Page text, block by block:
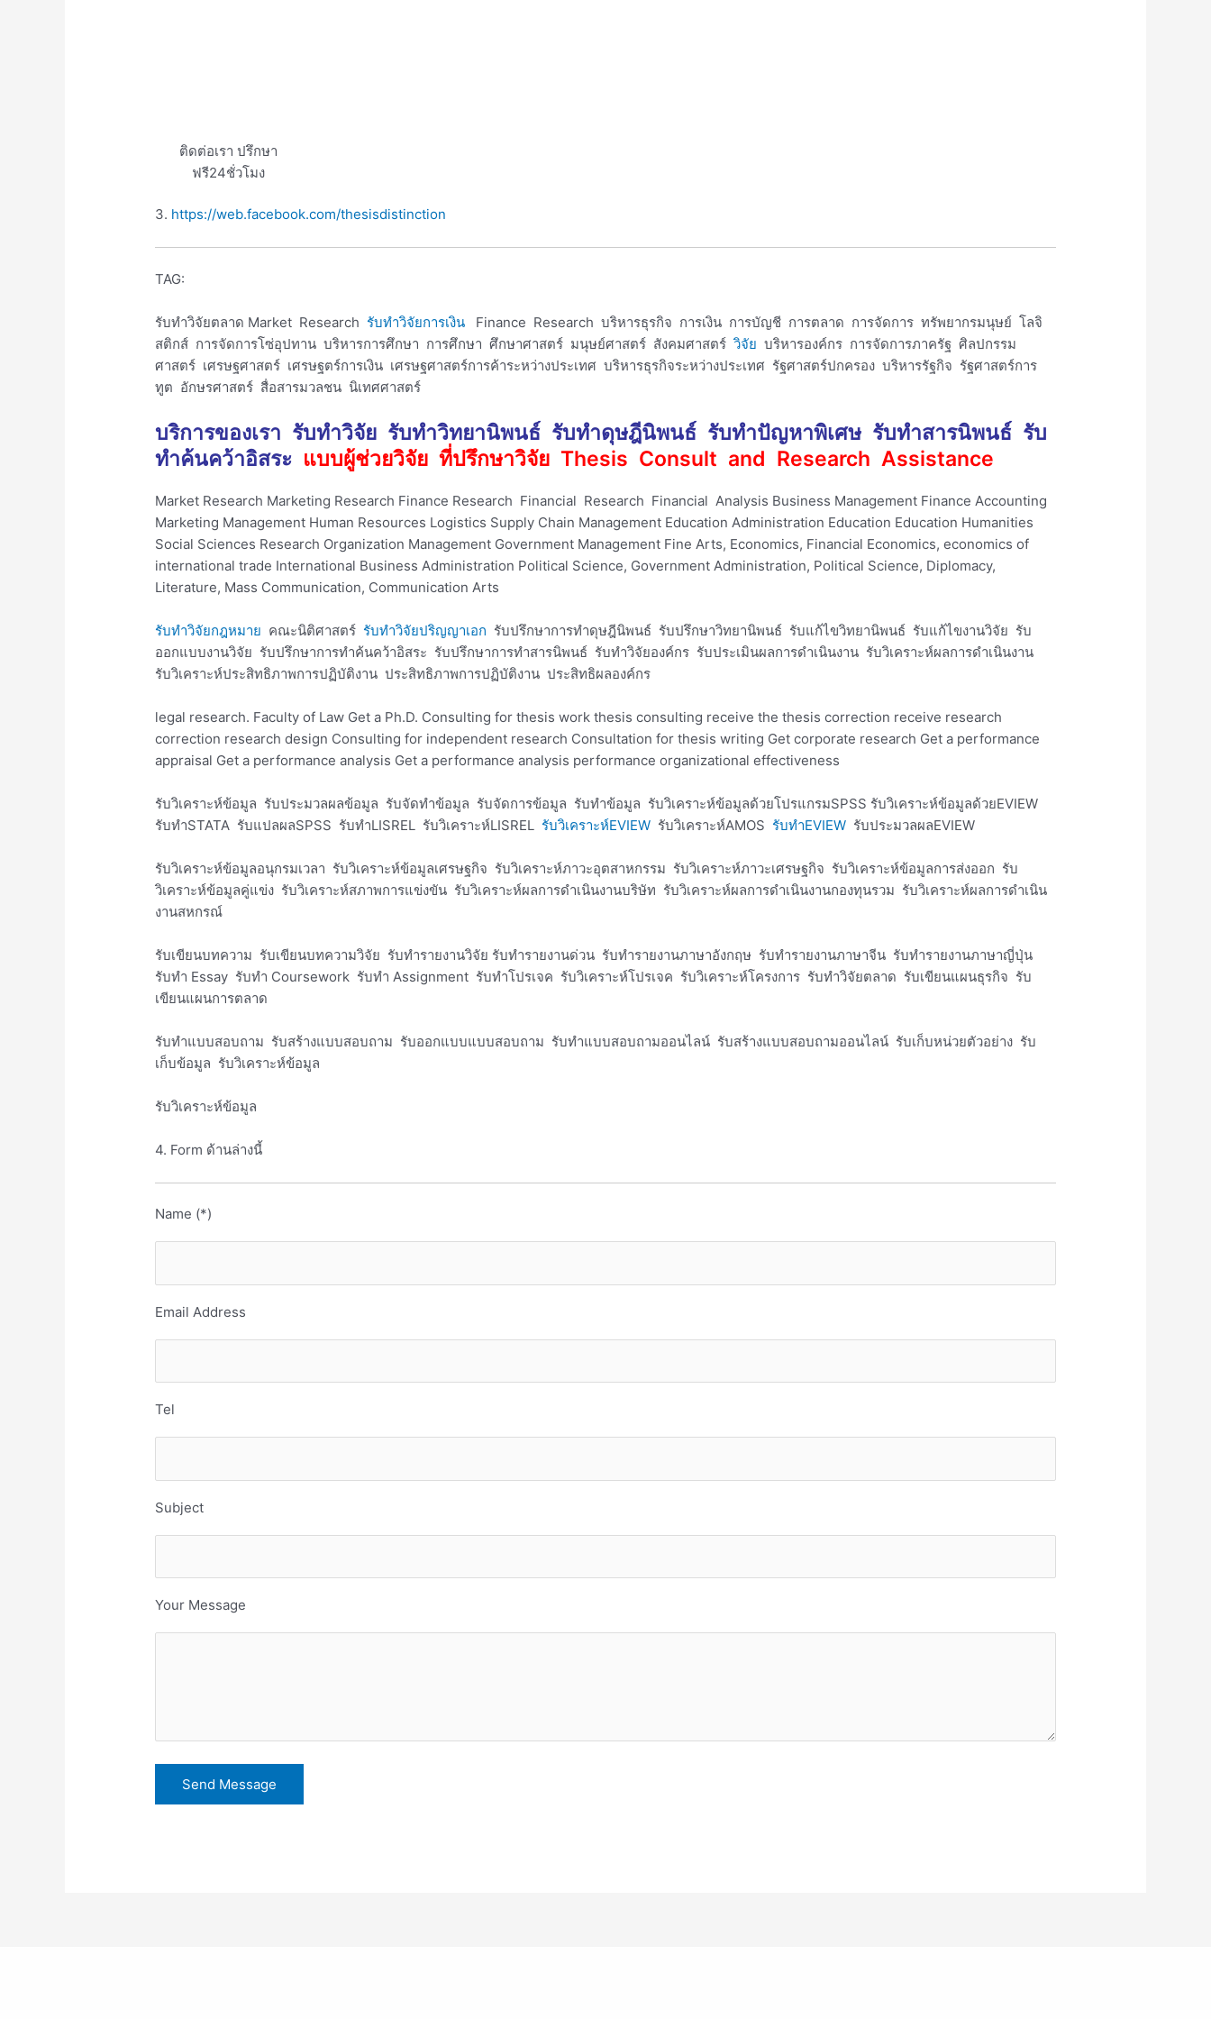
ติดต่อเรา ปรึกษา
ฟรี24ชั่วโมง
3. https://web.facebook.com/thesisdistinction
TAG:
รับทำวิจัยตลาด Market Research รับทำวิจัยการเงิน Finance Research บริหารธุรกิจ การเงิน การบัญชี การตลาด การจัดการ ทรัพยากรมนุษย์ โลจิ
สติกส์ การจัดการโซ่อุปทาน บริหารการศึกษา การศึกษา ศึกษาศาสตร์ มนุษย์ศาสตร์ สังคมศาสตร์วิจัย บริหารองค์กร การจัดการภาครัฐ ศิลปกรรม
ศาสตร์ เศรษฐศาสตร์ เศรษฐตร์การเงิน เศรษฐศาสตร์การค้าระหว่างประเทศ บริหารธุรกิจระหว่างประเทศ รัฐศาสตร์ปกครอง บริหารรัฐกิจ รัฐศาสตร์การ
ทูต อักษรศาสตร์ สื่อสารมวลชน นิเทศศาสตร์
บริการของเรา รับทำวิจัย รับทำวิทยานิพนธ์ รับทำดุษฎีนิพนธ์ รับทำปัญหาพิเศษ รับทำสารนิพนธ์ รับ
ทำค้นคว้าอิสระ แบบผู้ช่วยวิจัย ที่ปรึกษาวิจัย Thesis Consult and Research Assistance
Market Research Marketing Research Finance Research Financial Research Financial Analysis Business Management Finance Accounting
Marketing Management Human Resources Logistics Supply Chain Management Education Administration Education Education Humanities
Social Sciences Research Organization Management Government Management Fine Arts, Economics, Financial Economics, economics of
international trade International Business Administration Political Science, Government Administration, Political Science, Diplomacy,
Literature, Mass Communication, Communication Arts
รับทำวิจัยกฎหมาย คณะนิติศาสตร์ รับทำวิจัยปริญญาเอก รับปรึกษาการทำดุษฎีนิพนธ์ รับปรึกษาวิทยานิพนธ์ รับแก้ไขวิทยานิพนธ์ รับแก้ไขงานวิจัย รับ
ออกแบบงานวิจัย รับปรึกษาการทำค้นคว้าอิสระ รับปรึกษาการทำสารนิพนธ์ รับทำวิจัยองค์กร รับประเมินผลการดำเนินงาน รับวิเคราะห์ผลการดำเนินงาน
รับวิเคราะห์ประสิทธิภาพการปฏิบัติงาน ประสิทธิภาพการปฏิบัติงาน ประสิทธิผลองค์กร
legal research. Faculty of Law Get a Ph.D. Consulting for thesis work thesis consulting receive the thesis correction receive research
correction research design Consulting for independent research Consultation for thesis writing Get corporate research Get a performance
appraisal Get a performance analysis Get a performance analysis performance organizational effectiveness
รับวิเคราะห์ข้อมูล รับประมวลผลข้อมูล รับจัดทำข้อมูล รับจัดการข้อมูล รับทำข้อมูล รับวิเคราะห์ข้อมูลด้วยโปรแกรมSPSS รับวิเคราะห์ข้อมูลด้วยEVIEW
รับทำSTATA รับแปลผลSPSS รับทำLISREL รับวิเคราะห์LISREL รับวิเคราะห์EVIEW รับวิเคราะห์AMOS รับทำEVIEW รับประมวลผลEVIEW
รับวิเคราะห์ข้อมูลอนุกรมเวลา รับวิเคราะห์ข้อมูลเศรษฐกิจ รับวิเคราะห์ภาวะอุตสาหกรรม รับวิเคราะห์ภาวะเศรษฐกิจ รับวิเคราะห์ข้อมูลการส่งออก รับ
วิเคราะห์ข้อมูลคู่แข่ง รับวิเคราะห์สภาพการแข่งขัน รับวิเคราะห์ผลการดำเนินงานบริษัท รับวิเคราะห์ผลการดำเนินงานกองทุนรวม รับวิเคราะห์ผลการดำเนิน
งานสหกรณ์
รับเขียนบทความ รับเขียนบทความวิจัย รับทำรายงานวิจัย รับทำรายงานด่วน รับทำรายงานภาษาอังกฤษ รับทำรายงานภาษาจีน รับทำรายงานภาษาญี่ปุ่น
รับทำ Essay รับทำ Coursework รับทำ Assignment รับทำโปรเจค รับวิเคราะห์โปรเจค รับวิเคราะห์โครงการ รับทำวิจัยตลาด รับเขียนแผนธุรกิจ รับ
เขียนแผนการตลาด
รับทำแบบสอบถาม รับสร้างแบบสอบถาม รับออกแบบแบบสอบถาม รับทำแบบสอบถามออนไลน์ รับสร้างแบบสอบถามออนไลน์ รับเก็บหน่วยตัวอย่าง รับ
เก็บข้อมูล รับวิเคราะห์ข้อมูล
รับวิเคราะห์ข้อมูล
4. Form ด้านล่างนี้
Name (*)
Email Address
Tel
Subject
Your Message